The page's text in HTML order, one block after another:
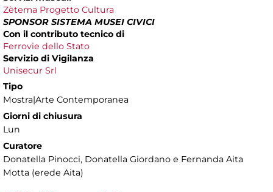
Zètema Progetto Cultura
SPONSOR SISTEMA MUSEI CIVICI
Con il contributo tecnico di
Ferrovie dello Stato
Servizio di Vigilanza
Unisecur Srl
Tipo
Mostra|Arte Contemporanea
Giorni di chiusura
Lun
Curatore
Donatella Pinocci, Donatella Giordano e Fernanda Aita
Motta (erede Aita)